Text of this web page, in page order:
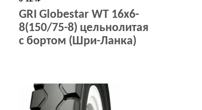
GRI Globestar WT 16x6-
8(150/75-8) цельнолитая
с бортом (Шри-Ланка)